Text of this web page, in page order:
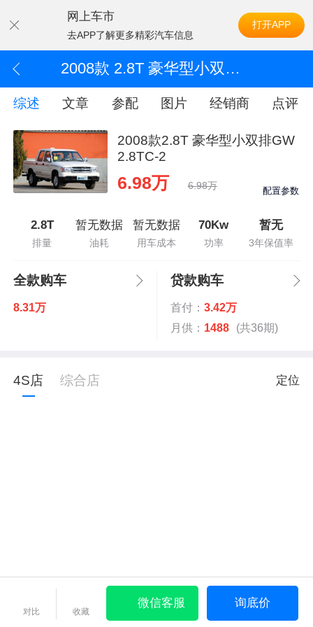
网上车市
去APP了解更多精彩汽车信息
打开APP
2008款 2.8T 豪华型小双排GW2.8TC-2
综述 文章 参配 图片 经销商 点评
2008款2.8T 豪华型小双排GW
2.8TC-2
6.98万 6.98万 配置参数
2.8T
排量
暂无数据
油耗
暂无数据
用车成本
70Kw
功率
暂无
3年保值率
全款购车
8.31万
贷款购车
首付： 3.42万
月供： 1488 (共36期)
4S店 综合店 定位
对比 收藏
微信客服 询底价